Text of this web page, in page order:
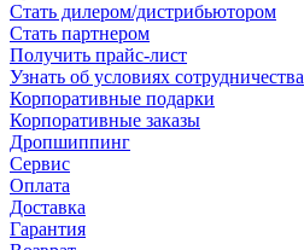
Стать дилером/дистрибьютором
Стать партнером
Получить прайс-лист
Узнать об условиях сотрудничества
Корпоративные подарки
Корпоративные заказы
Дропшиппинг
Сервис
Оплата
Доставка
Гарантия